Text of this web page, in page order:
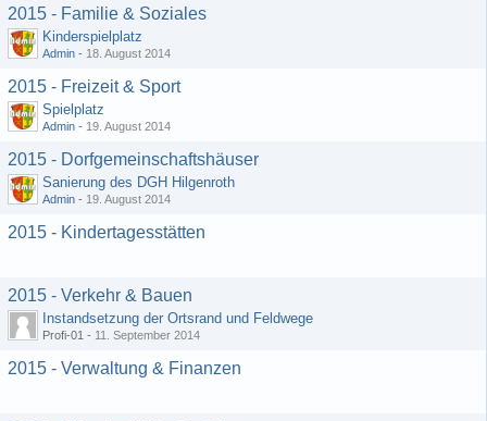
2015 - Familie & Soziales
Kinderspielplatz
Admin - 18. August 2014
2015 - Freizeit & Sport
Spielplatz
Admin - 19. August 2014
2015 - Dorfgemeinschaftshäuser
Sanierung des DGH Hilgenroth
Admin - 19. August 2014
2015 - Kindertagesstätten
2015 - Verkehr & Bauen
Instandsetzung der Ortsrand und Feldwege
Profi-01 - 11. September 2014
2015 - Verwaltung & Finanzen